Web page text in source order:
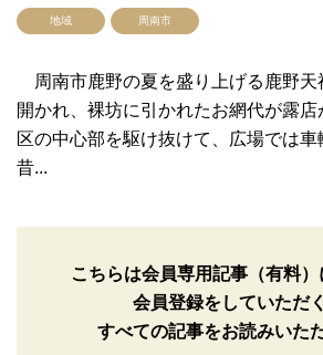
地域 周南市
周南市鹿野の夏を盛り上げる鹿野天
開かれ、裸坊に引かれたお網代が露
区の中心部を駆け抜けて、広場では車
昔...
こちらは会員専用記事（有料）
会員登録をしていただく
すべての記事をお読みいた